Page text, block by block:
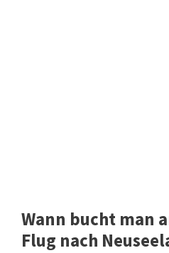
Wann bucht man
Flug nach